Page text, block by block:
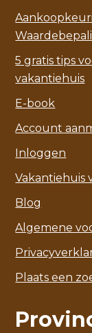
5 gratis tips
vakantiehuis
E-book
Account
Inloggen
Vakantiehuis
Blog
Algemene
Plaats een